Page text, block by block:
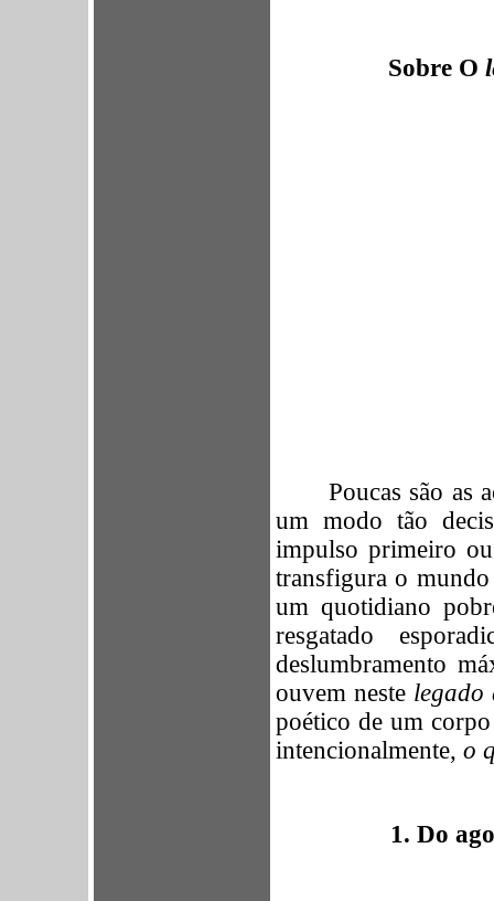
Sobre O
Poucas são as
um modo tão
impulso primeiro
transfigura o
um quotidiano
resgatado
deslumbramento
ouvem neste legado
poético de um
intencionalmente, o
1. Do